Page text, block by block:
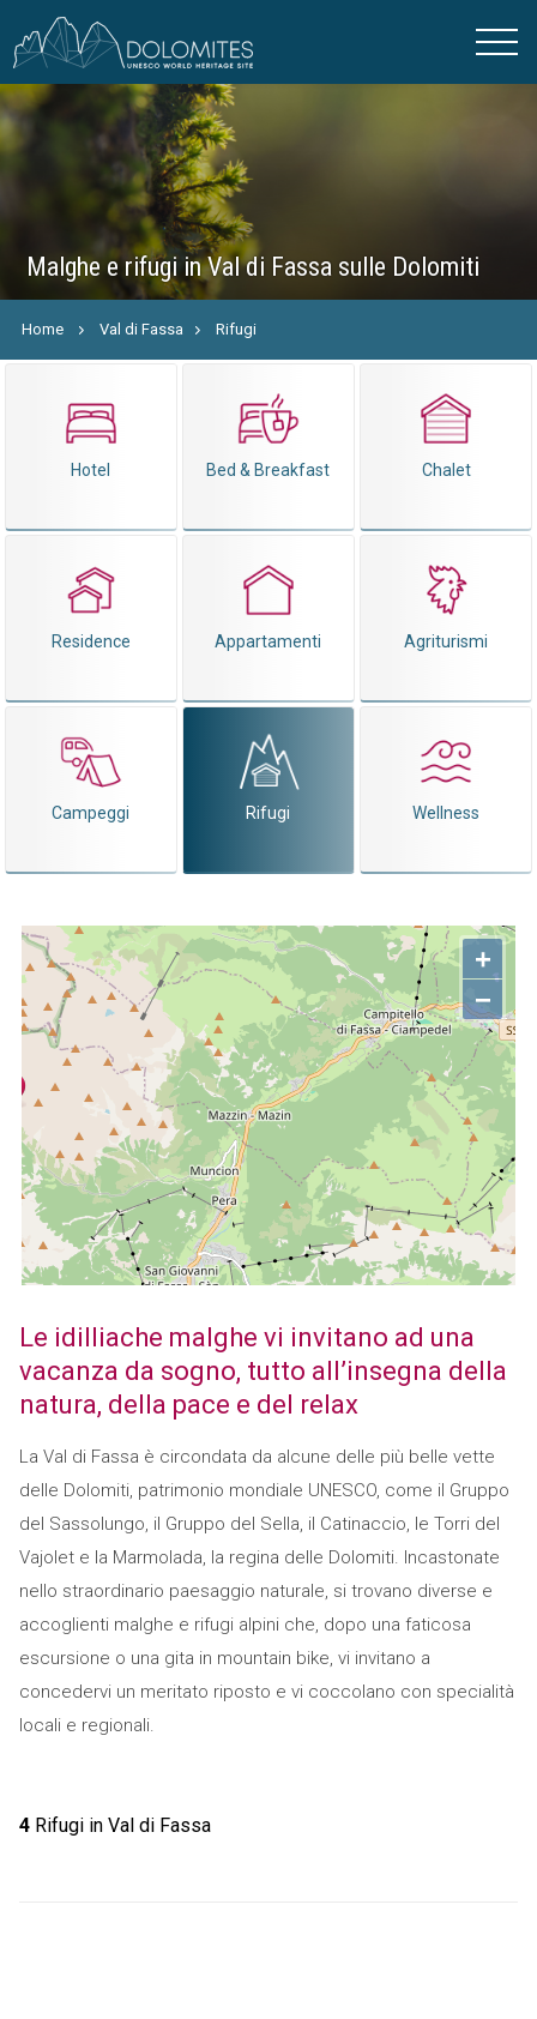
Malghe e rifugi in Val di Fassa sulle Dolomiti
Home Val di Fassa Rifugi
Hotel Bed & Breakfast Chalet
Residence Appartamenti Agriturismi
Campeggi Rifugi Wellness
+
−
Le idilliache malghe vi invitano ad una
vacanza da sogno, tutto all’insegna della
natura, della pace e del relax
La Val di Fassa è circondata da alcune delle più belle vette
delle Dolomiti, patrimonio mondiale UNESCO, come il Gruppo
del Sassolungo, il Gruppo del Sella, il Catinaccio, le Torri del
Vajolet e la Marmolada, la regina delle Dolomiti. Incastonate
nello straordinario paesaggio naturale, si trovano diverse e
accoglienti malghe e rifugi alpini che, dopo una faticosa
escursione o una gita in mountain bike, vi invitano a
concedervi un meritato riposto e vi coccolano con specialità
locali e regionali.
4Rifugi in Val di Fassa